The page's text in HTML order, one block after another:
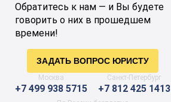
Обратитесь к нам — и Вы будете
говорить о них в прошедшем
времени!
Москва
+7 499 938 5715
Санкт-Петербург
+7 812 425 1413